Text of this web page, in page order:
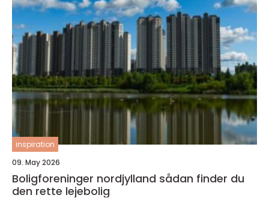
inspiration
09. May 2026
Boligforeninger nordjylland sådan finder du
den rette lejebolig